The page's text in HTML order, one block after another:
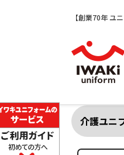
【創業70年 ユ
介護ユニ